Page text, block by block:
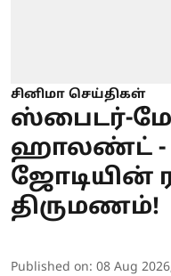
சினிமா செய்திகள்
ஸ்பைடர்-
ஹாலண்ட் -
ஜோடியின்
திருமணம்!
Published on: 08 Aug